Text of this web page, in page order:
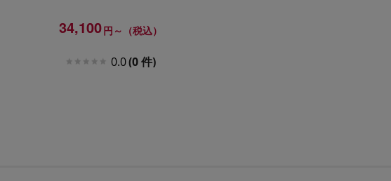
34,100円～（税込）
0.0(0 件)